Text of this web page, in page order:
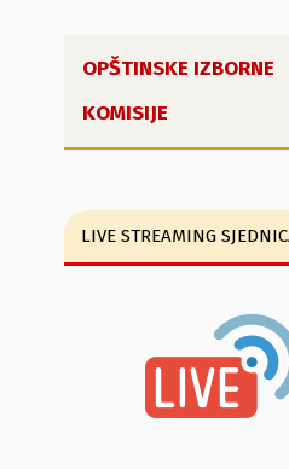
OPŠTINSKE IZBORNE
KOMISIJE
LIVE STREAMING